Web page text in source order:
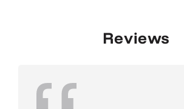
Reviews